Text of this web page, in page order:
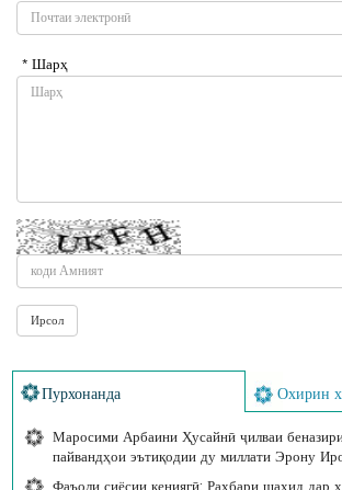
* Шарҳ
Пурхонанда Охирин
Маросими Арбаини Ҳусайнӣ ҷилваи
пайвандҳои эътиқодии ду миллати Эрону
Фаъоли сиёсии кениягӣ: Раҳбари шаҳид дар